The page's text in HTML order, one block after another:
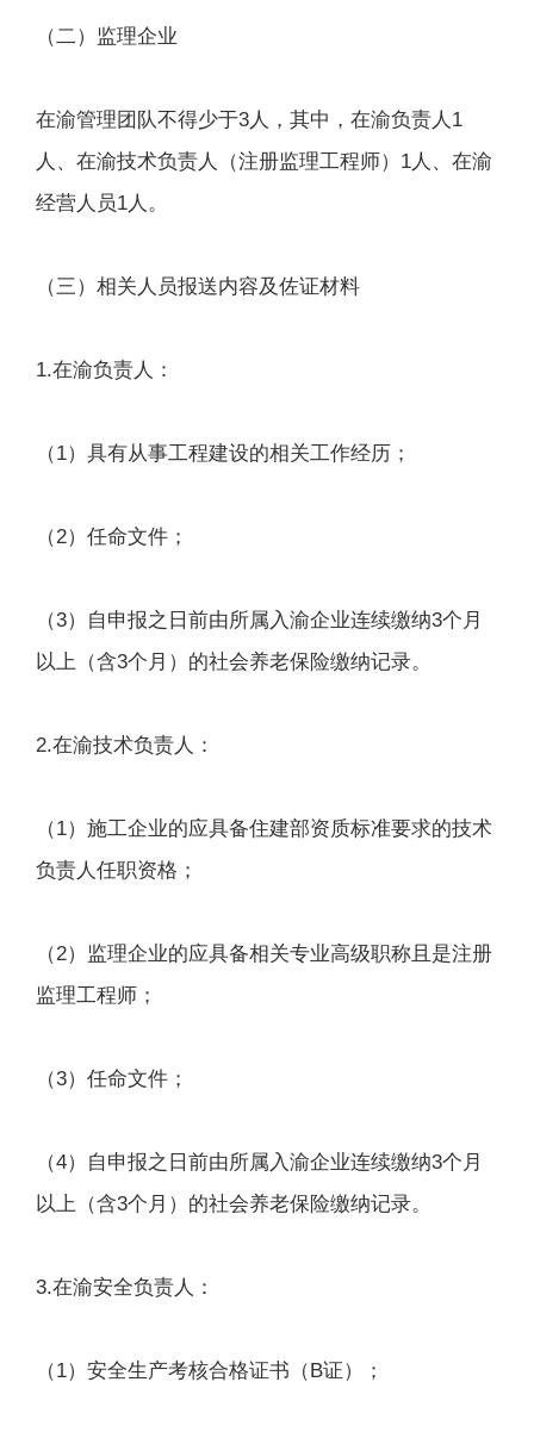
（二）监理企业
在渝管理团队不得少于3人，其中，在渝负责人1
人、在渝技术负责人（注册监理工程师）1人、在渝
经营人员1人。
（三）相关人员报送内容及佐证材料
1.在渝负责人：
（1）具有从事工程建设的相关工作经历；
（2）任命文件；
（3）自申报之日前由所属入渝企业连续缴纳3个月
以上（含3个月）的社会养老保险缴纳记录。
2.在渝技术负责人：
（1）施工企业的应具备住建部资质标准要求的技术
负责人任职资格；
（2）监理企业的应具备相关专业高级职称且是注册
监理工程师；
（3）任命文件；
（4）自申报之日前由所属入渝企业连续缴纳3个月
以上（含3个月）的社会养老保险缴纳记录。
3.在渝安全负责人：
（1）安全生产考核合格证书（B证）；